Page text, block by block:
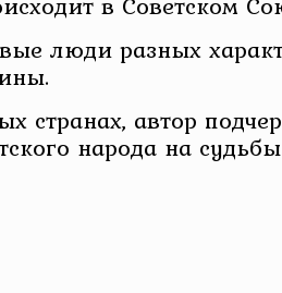
люди разных
странах, автор
народа на